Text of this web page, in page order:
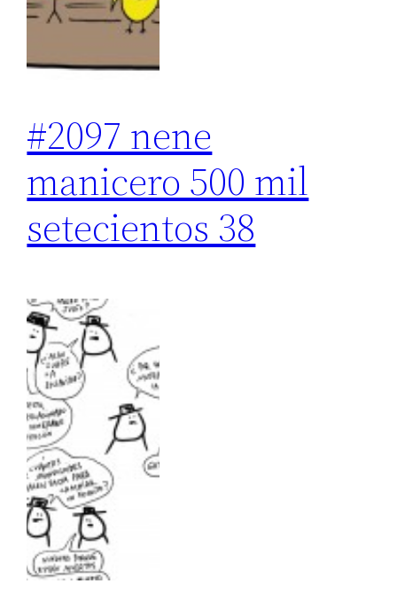
#2097 nene
manicero 500 mil
setecientos 38